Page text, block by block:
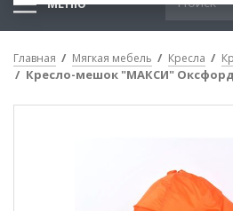
МЕНЮ
Главная Мягкая мебель Кресла
Кресло-мешок "МАКСИ"